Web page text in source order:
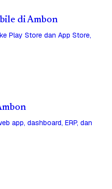
di Ambon
Play Store dan App Store,
app, dashboard, ERP, dan